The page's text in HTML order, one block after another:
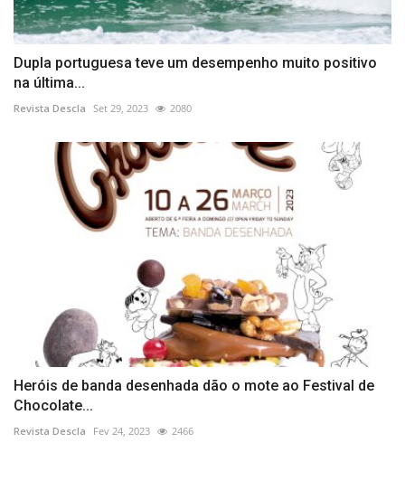
Dupla portuguesa teve um desempenho muito positivo
na última...
Revista Descla Set 29, 2023 2080
Heróis de banda desenhada dão o mote ao Festival de
Chocolate...
Revista Descla Fev 24, 2023 2466